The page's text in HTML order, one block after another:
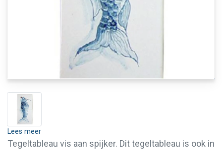
Lees meer
Tegeltableau vis aan spijker. Dit tegeltableau is ook in